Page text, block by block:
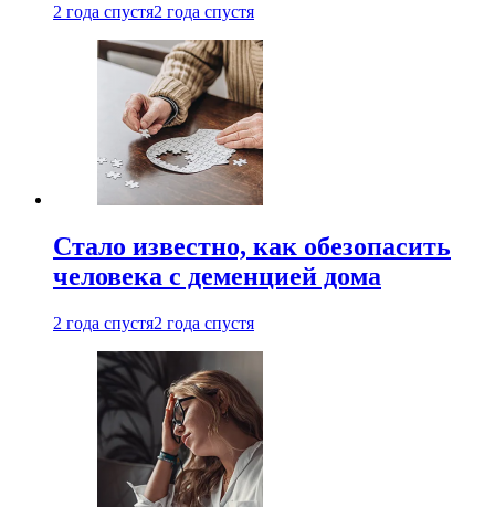
2 года спустя2 года спустя
Стало известно, как обезопасить
человека с деменцией дома
2 года спустя2 года спустя